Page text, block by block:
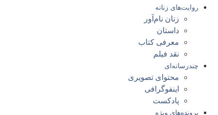
روایت‌های زنانه
زنان نام‌آور
داستان
معرفی کتاب
نقد فیلم
چندرسانه‌ای
محتوای تصویری
اینفوگرافی
پادکست
پرونده‌های ویژه